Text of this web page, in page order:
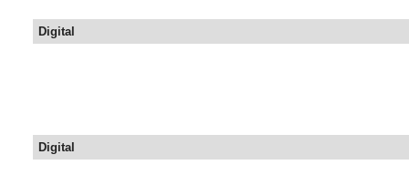
Digital
Digital